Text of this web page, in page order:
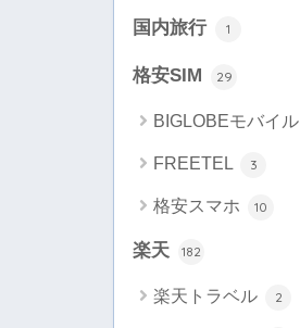
国内旅行 1
格安SIM 29
BIGLOBEモバイル
FREETEL 3
格安スマホ 10
楽天 182
楽天トラベル 2